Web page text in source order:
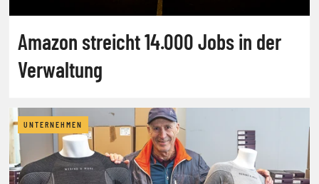
Amazon streicht 14.000 Jobs in der
Verwaltung
UNTERNEHMEN